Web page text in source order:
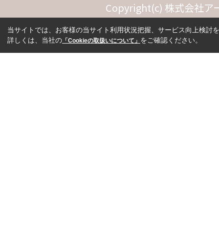
Copyright(c) 株式会社ア
当サイトでは、お客様の当サイト利用状況把握、サービス向上検討
詳しくは、当社の 「Cookieの取扱いについて」 をご確認ください。